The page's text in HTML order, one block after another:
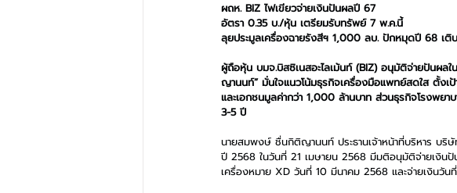
ผถห. BIZ ไฟเขียวจ่ายเงินปันผลปี 67
อัตรา 0.35 บ./หุ้น เตรียมรับทรัพย์ 7 พ.ค.นี้
ลุยประมูลเครื่องฉายรังสีฯ 1,000 ลบ. ปักหมุดปี 68 เติ
ผู้ถือหุ้น บมจ.บิสซิเนสอะไลเม้นท์ (BIZ) อนุมัติจ่ายปันผ
ญานนท์” มั่นใจแนวโน้มธุรกิจเครื่องมือแพทย์สดใส ตั้ง
และเอกชนมูลค่ากว่า 1,000 ล้านบาท ส่วนธุรกิจโรงพย
3-5 ปี
นายสมพงษ์ ชื่นกิติญานนท์ ประธานเจ้าหน้าที่บริหาร บริ
ปี 2568 ในวันที่ 21 เมษายน 2568 มีมติอนุมัติจ่ายเงินปั
เครื่องหมาย XD วันที่ 10 มีนาคม 2568 และจ่ายเงินวั